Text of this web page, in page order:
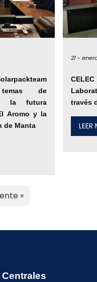
de
la futura
Aromo y la
de Manta
21 -
través
LEER
»
Centrales